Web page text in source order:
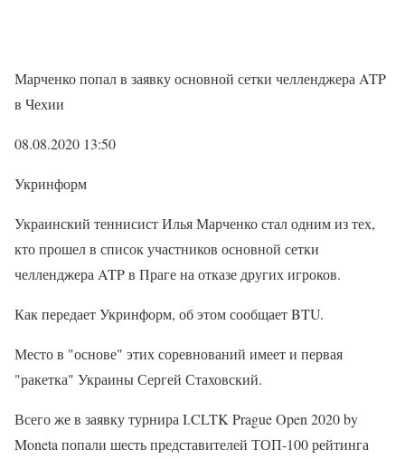
Марченко попал в заявку основной сетки челленджера ATP
в Чехии
08.08.2020 13:50
Укринформ
Украинский теннисист Илья Марченко стал одним из тех,
кто прошел в список участников основной сетки
челленджера ATP в Праге на отказе других игроков.
Как передает Укринформ, об этом сообщает BTU.
Место в "основе" этих соревнований имеет и первая
"ракетка" Украины Сергей Стаховский.
Всего же в заявку турнира I.CLTK Prague Open 2020 by
Moneta попали шесть представителей ТОП-100 рейтинга